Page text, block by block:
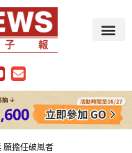
願擔任破風者